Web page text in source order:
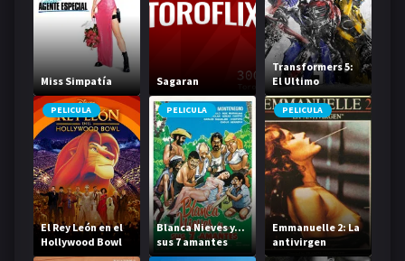
Miss Simpatía Sagaran
Transformers 5:
El Ultimo
Caballero
PELICULA
El Rey León en el
Hollywood Bowl
PELICULA
Blanca Nieves y...
sus 7 amantes
PELICULA
Emmanuelle 2: La
antivirgen